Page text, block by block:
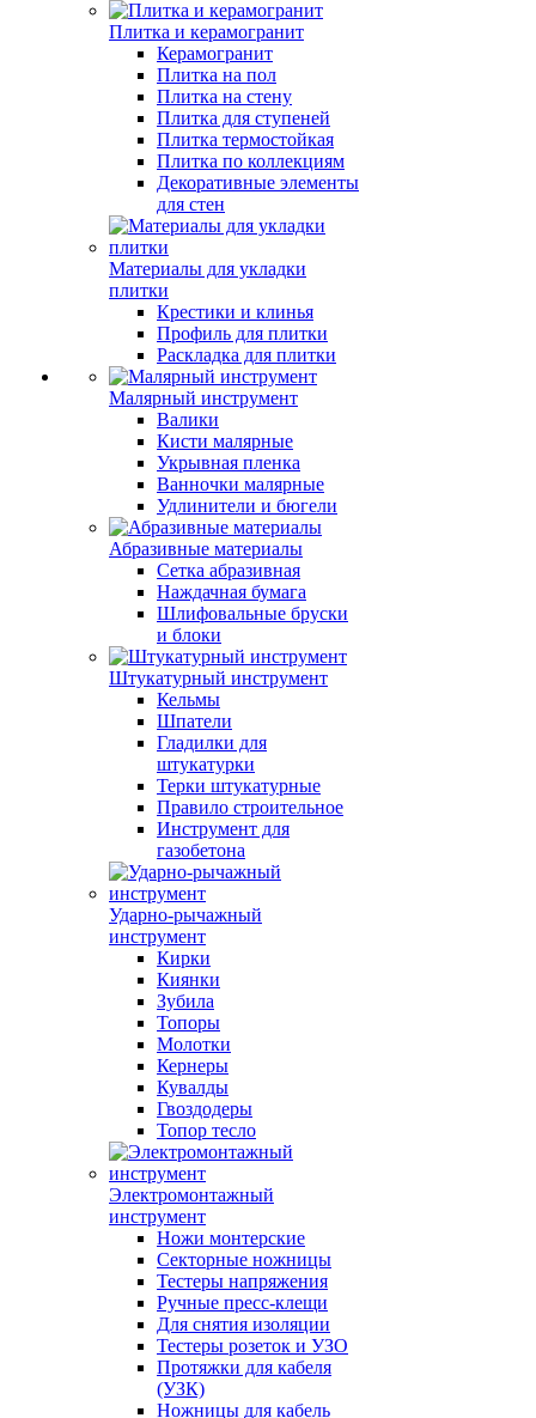
Плитка и керамогранит
Керамогранит
Плитка на пол
Плитка на стену
Плитка для ступеней
Плитка термостойкая
Плитка по коллекциям
Декоративные элементы
для стен
Материалы для укладки
плитки
Крестики и клинья
Профиль для плитки
Раскладка для плитки
Малярный инструмент
Валики
Кисти малярные
Укрывная пленка
Ванночки малярные
Удлинители и бюгели
Абразивные материалы
Сетка абразивная
Наждачная бумага
Шлифовальные бруски
и блоки
Штукатурный инструмент
Кельмы
Шпатели
Гладилки для
штукатурки
Терки штукатурные
Правило строительное
Инструмент для
газобетона
Ударно-рычажный
инструмент
Кирки
Киянки
Зубила
Топоры
Молотки
Кернеры
Кувалды
Гвоздодеры
Топор тесло
Электромонтажный
инструмент
Ножи монтерские
Секторные ножницы
Тестеры напряжения
Ручные пресс-клещи
Для снятия изоляции
Тестеры розеток и УЗО
Протяжки для кабеля
(УЗК)
Ножницы для кабель